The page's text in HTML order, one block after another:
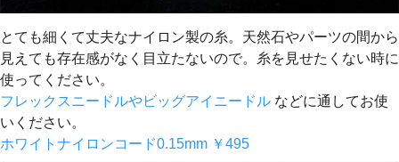
とても細くて丈夫なナイロン製の糸。天然石やパーツの間から
見えても存在感がなく目立たないので。糸を見せたくない時に
使ってください。
フレックスニードルやビッグアイニードル などに通してお使
いください。
ホワイトナイロンコード0.15mm ￥495